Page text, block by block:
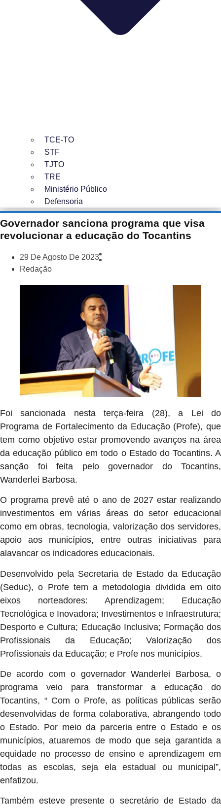
TCE-TO
STF
TJTO
TRE
Ministério Público
Defensoria
Governador sanciona programa que visa
revolucionar a educação do Tocantins
29 De Agosto De 2023
Redação
Foi sancionada nesta terça-feira (28), a Lei do
Programa de Fortalecimento da Educação (Profe), que
tem como objetivo estar promovendo avanços na área
da educação público em todo o Estado do Tocantins. A
sanção foi feita pelo governador do Tocantins,
Wanderlei Barbosa.
O programa prevê até o ano de 2027 estar realizando
investimentos em várias áreas do setor educacional
como em obras, tecnologia, valorização dos servidores,
apoio aos municípios, entre outras iniciativas para
alavancar os indicadores educacionais.
Desenvolvido pela Secretaria de Estado da Educação
(Seduc), o Profe tem a metodologia dividida em oito
eixos norteadores: Aprendizagem; Educação
Tecnológica e Inovadora; Investimentos e Infraestrutura;
Desporto e Cultura; Educação Inclusiva; Formação dos
Profissionais da Educação; Valorização dos
Profissionais da Educação; e Profe nos municípios.
De acordo com o governador Wanderlei Barbosa, o
programa veio para transformar a educação do
Tocantins, “ Com o Profe, as políticas públicas serão
desenvolvidas de forma colaborativa, abrangendo todo
o Estado. Por meio da parceria entre o Estado e os
municípios, atuaremos de modo que seja garantida a
equidade no processo de ensino e aprendizagem em
todas as escolas, seja ela estadual ou municipal”,
enfatizou.
Também esteve presente o secretário de Estado da